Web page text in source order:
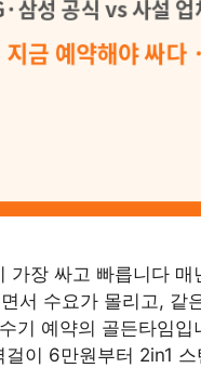
가장 싸고 빠릅니다
서 수요가 몰리고,
기 예약의 골든타임
이 6만원부터 2in1